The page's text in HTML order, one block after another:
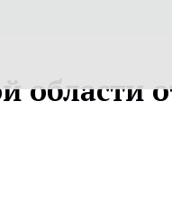
области